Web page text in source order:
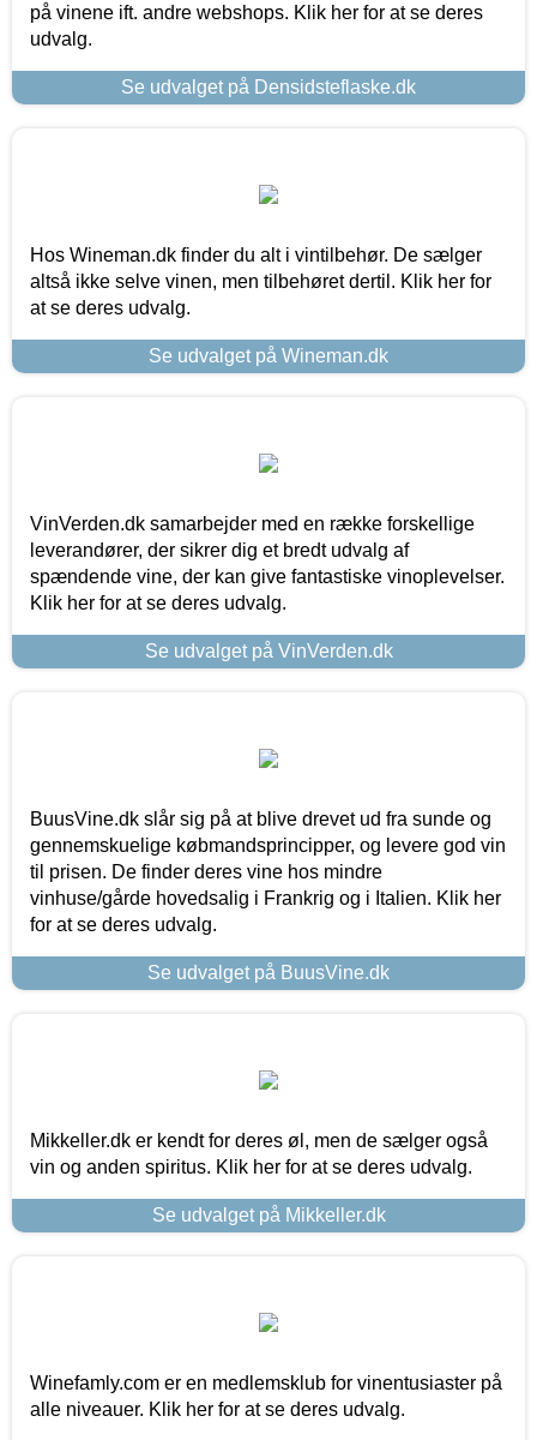
på vinene ift. andre webshops. Klik her for at se deres
udvalg.
Se udvalget på Densidsteflaske.dk
Hos Wineman.dk finder du alt i vintilbehør. De sælger
altså ikke selve vinen, men tilbehøret dertil. Klik her for
at se deres udvalg.
Se udvalget på Wineman.dk
VinVerden.dk samarbejder med en række forskellige
leverandører, der sikrer dig et bredt udvalg af
spændende vine, der kan give fantastiske vinoplevelser.
Klik her for at se deres udvalg.
Se udvalget på VinVerden.dk
BuusVine.dk slår sig på at blive drevet ud fra sunde og
gennemskuelige købmandsprincipper, og levere god vin
til prisen. De finder deres vine hos mindre
vinhuse/gårde hovedsalig i Frankrig og i Italien. Klik her
for at se deres udvalg.
Se udvalget på BuusVine.dk
Mikkeller.dk er kendt for deres øl, men de sælger også
vin og anden spiritus. Klik her for at se deres udvalg.
Se udvalget på Mikkeller.dk
Winefamly.com er en medlemsklub for vinentusiaster på
alle niveauer. Klik her for at se deres udvalg.